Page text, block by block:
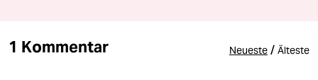
1 Kommentar Neueste / Älteste